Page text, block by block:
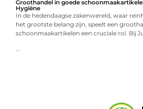
Groothandel in goede
Hygiëne
In de hedendaagse zakenwereld, waar
het grootste belang zijn, speelt een
schoonmaakartikelen een cruciale rol. Bij
...